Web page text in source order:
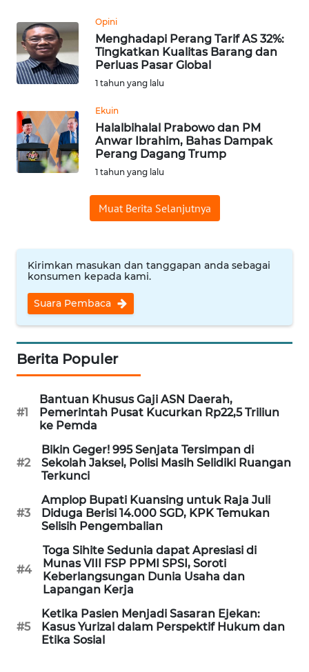
Opini
Menghadapi Perang Tarif AS 32%:
Tingkatkan Kualitas Barang dan
Perluas Pasar Global
1 tahun yang lalu
Ekuin
Halalbihalal Prabowo dan PM
Anwar Ibrahim, Bahas Dampak
Perang Dagang Trump
1 tahun yang lalu
Muat Berita Selanjutnya
Kirimkan masukan dan tanggapan anda sebagai
konsumen kepada kami.
Suara Pembaca
Berita Populer
#1
Bantuan Khusus Gaji ASN Daerah,
Pemerintah Pusat Kucurkan Rp22,5 Triliun
ke Pemda
#2
Bikin Geger! 995 Senjata Tersimpan di
Sekolah Jaksel, Polisi Masih Selidiki Ruangan
Terkunci
#3
Amplop Bupati Kuansing untuk Raja Juli
Diduga Berisi 14.000 SGD, KPK Temukan
Selisih Pengembalian
#4
Toga Sihite Sedunia dapat Apresiasi di
Munas VIII FSP PPMI SPSI, Soroti
Keberlangsungan Dunia Usaha dan
Lapangan Kerja
#5
Ketika Pasien Menjadi Sasaran Ejekan:
Kasus Yurizal dalam Perspektif Hukum dan
Etika Sosial
WN
SULBAR
WN
WN
SUMBAR
WN
WN
LAMPUNG
WN
JATENG
WN
NUSANTARA
WN
JOGJA
WN
JATIM
WN
BALI
WN
KALBAR
WN